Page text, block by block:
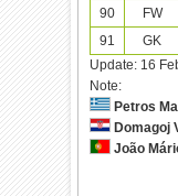
90
FW
91
GK
Update: 16
Note:
Petros
Domagoj
João